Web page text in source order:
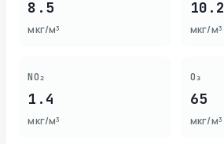
8.5
мкг/м³
10.2
мкг/м³
NO₂
1.4
мкг/м³
O₃
65
мкг/м³